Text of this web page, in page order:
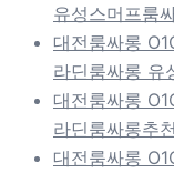
유성스머프룸
대전룸싸롱
라딘룸싸롱 유
대전룸싸롱
라딘룸싸롱추
대전룸싸롱